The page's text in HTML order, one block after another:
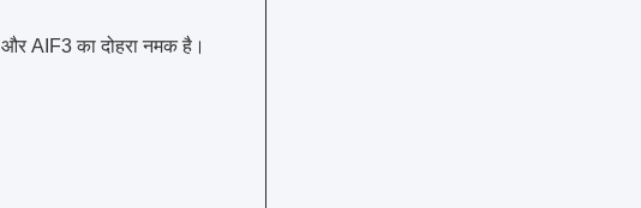
AIF3 का दोहरा नमक है।